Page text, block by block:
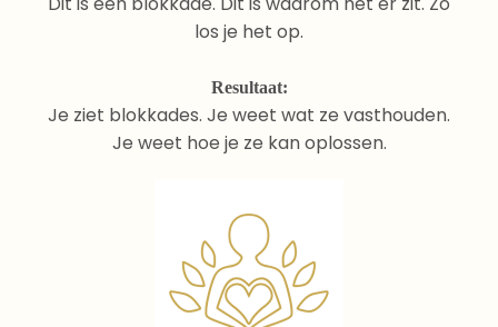
los je het op.
Resultaat:
Je ziet blokkades. Je weet wat ze vasthouden.
Je weet hoe je ze kan oplossen.